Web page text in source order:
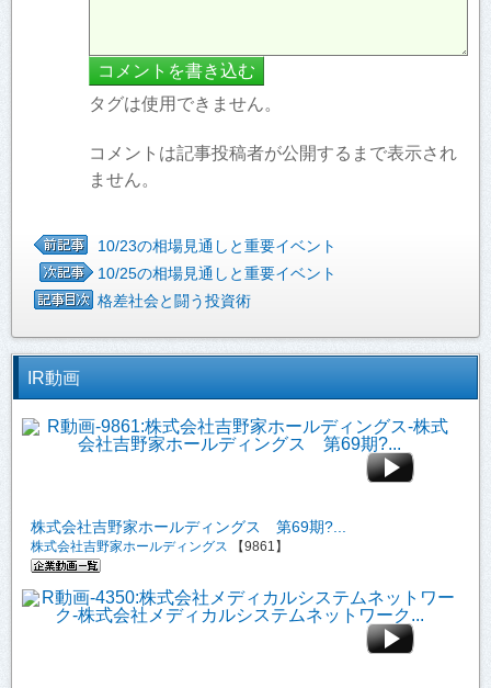
タグは使用できません。
コメントは記事投稿者が公開するまで表示され
ません。
10/23の相場見通しと重要イベント
10/25の相場見通しと重要イベント
格差社会と闘う投資術
IR動画
株式会社吉野家ホールディングス 第69期?...
株式会社吉野家ホールディングス 【9861】